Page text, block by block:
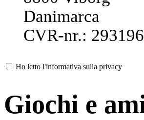
Danimarca
CVR-nr.:
Ho letto l'informativa sulla privacy
Giochi e